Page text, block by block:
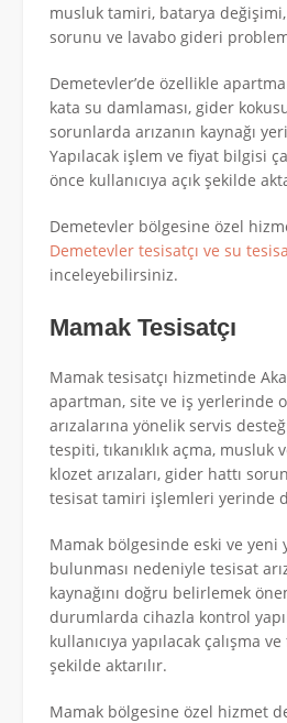
musluk tamiri, batarya değişimi,
sorunu ve lavabo gideri
Demetevler’de özellikle
kata su damlaması, gider
sorunlarda arızanın kaynağı
Yapılacak işlem ve fiyat bilgisi
önce kullanıcıya açık şekilde
Demetevler bölgesine özel
Demetevler tesisatçı ve su
inceleyebilirsiniz.
Mamak Tesisatçı
Mamak tesisatçı hizmetinde
apartman, site ve iş yerlerinde
arızalarına yönelik servis
tespiti, tıkanıklık açma, musluk
klozet arızaları, gider hattı
tesisat tamiri işlemleri yerinde
Mamak bölgesinde eski ve yeni
bulunması nedeniyle tesisat
kaynağını doğru belirlemek
durumlarda cihazla kontrol
kullanıcıya yapılacak çalışma
şekilde aktarılır.
Mamak bölgesine özel hizmet